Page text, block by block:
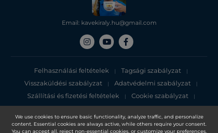
We use cookies to ensure basic functionality, analyze traffic, and personalize
content. Essential cookies are always active, while others require your consent.
You can accept all, reject non-essential cookies, or customize your preferences.
Email: kavekiraly.hu@gmail.com
Felhasználási feltételek | Tagsági szabályzat |
Visszaküldési szabályzat | Adatvédelmi szabályzat |
Szállítási és fizetési feltételek | Cookie szabályzat |
Adatvédelmi tájékoztató
Copyright 2025, DXN Holdings Bhd. 199501033918 (363120-V)